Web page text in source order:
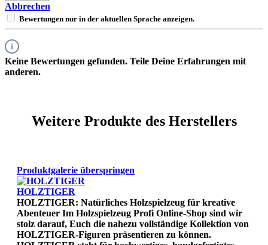
Abbrechen
Bewertungen nur in der aktuellen Sprache anzeigen.
Keine Bewertungen gefunden. Teile Deine Erfahrungen mit
anderen.
Weitere Produkte des Herstellers
Produktgalerie überspringen
HOLZTIGER
HOLZTIGER: Natürliches Holzspielzeug für kreative
Abenteuer Im Holzspielzeug Profi Online-Shop sind wir
stolz darauf, Euch die nahezu vollständige Kollektion von
HOLZTIGER-Figuren präsentieren zu können.